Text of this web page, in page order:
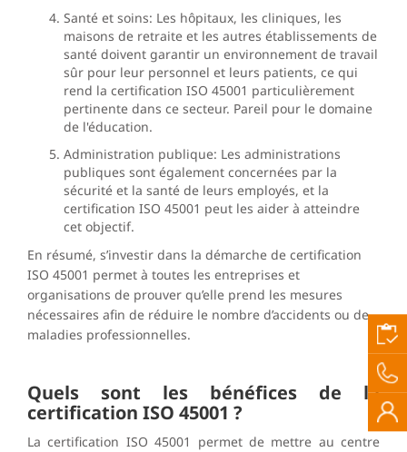
Santé et soins: Les hôpitaux, les cliniques, les
maisons de retraite et les autres établissements de
santé doivent garantir un environnement de travail
sûr pour leur personnel et leurs patients, ce qui
rend la certification ISO 45001 particulièrement
pertinente dans ce secteur. Pareil pour le domaine
de l'éducation.
Administration publique: Les administrations
publiques sont également concernées par la
sécurité et la santé de leurs employés, et la
certification ISO 45001 peut les aider à atteindre
cet objectif.
En résumé, s’investir dans la démarche de certification
ISO 45001 permet à toutes les entreprises et
organisations de prouver qu’elle prend les mesures
nécessaires afin de réduire le nombre d’accidents ou de
maladies professionnelles.
Quels sont les bénéfices de la
certification ISO 45001 ?
La certification ISO 45001 permet de mettre au centre